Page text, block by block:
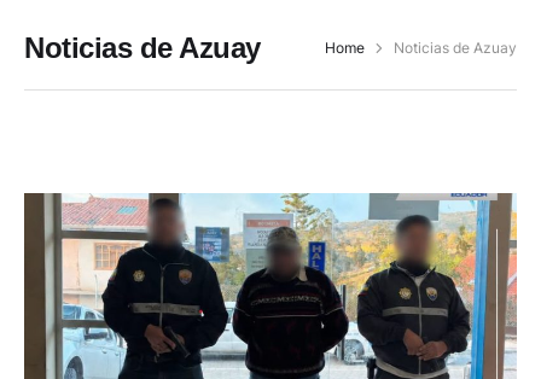
Noticias de Azuay Home Noticias de Azuay